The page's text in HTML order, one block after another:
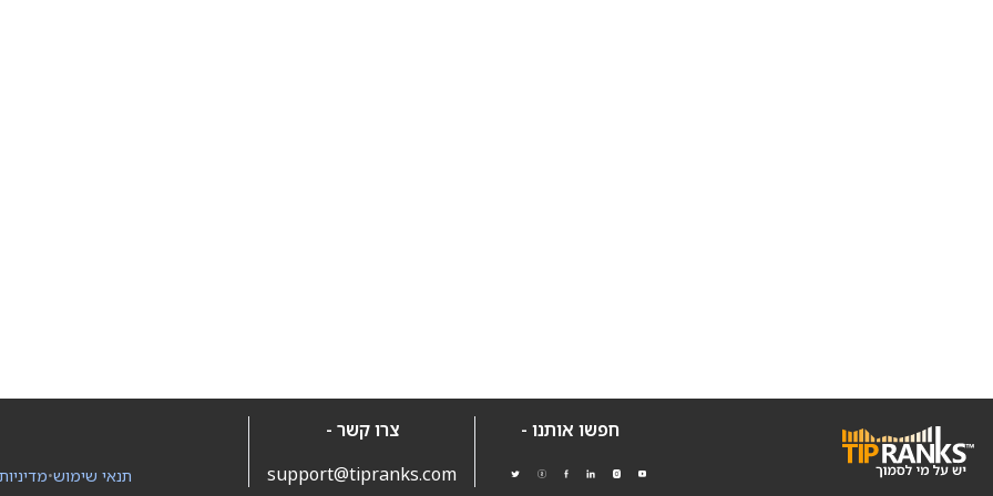
חפשו אותנו -
צרו קשר -
support@tipranks.com
•תנאי שימוש